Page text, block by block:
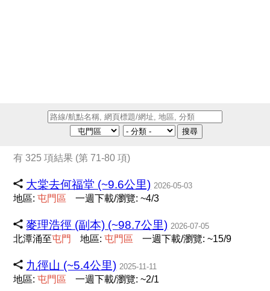
搜尋
有 325 項結果 (第 71-80 項)
大棠去何福堂 (~9.6公里) 2026-05-03
地區:屯門 區 一週下載/瀏覽: ~4/3
麥理浩徑 (副本) (~98.7公里) 2026-07-05
北潭涌至屯門 地區:屯門 區 一週下載/瀏覽: ~15/9
九徑山 (~5.4公里) 2025-11-11
地區:屯門 區 一週下載/瀏覽: ~2/1